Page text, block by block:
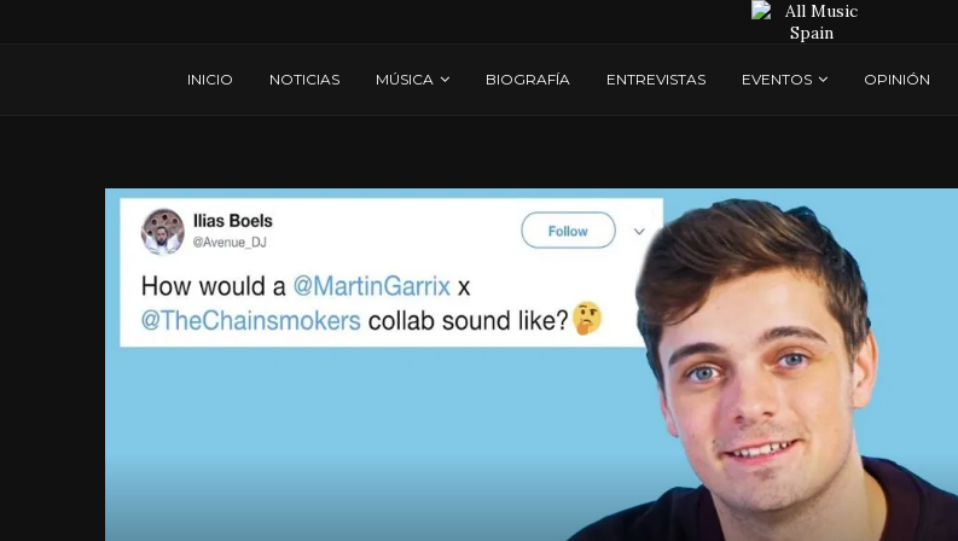
INICIO NOTICIAS MÚSICA BIOGRAFÍA ENTREVISTAS EVENTOS OPINIÓN